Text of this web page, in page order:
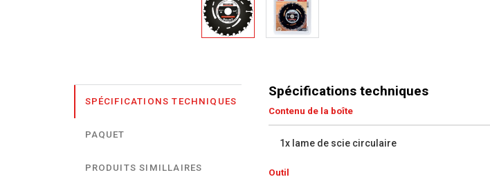
SPÉCIFICATIONS TECHNIQUES
PAQUET
PRODUITS SIMILLAIRES
Spécifications techniques
Contenu de la boîte
1x lame de scie circulaire
Outil